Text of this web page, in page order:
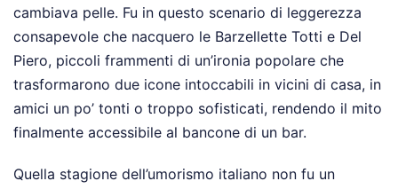
cambiava pelle. Fu in questo scenario di leggerezza
consapevole che nacquero le Barzellette Totti e Del
Piero, piccoli frammenti di un’ironia popolare che
trasformarono due icone intoccabili in vicini di casa, in
amici un po’ tonti o troppo sofisticati, rendendo il mito
finalmente accessibile al bancone di un bar.
Quella stagione dell’umorismo italiano non fu un